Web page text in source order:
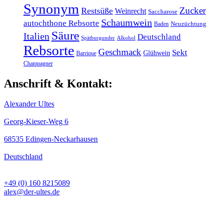
Synonym Restsüße Weinrecht Saccharose Zucker
autochthone Rebsorte Schaumwein Baden Neuzüchtung
Italien Säure Spätburgunder Alkohol Deutschland
Rebsorte Barrique Geschmack Glühwein Sekt
Champagner
Anschrift & Kontakt:
Alexander Ultes
Georg-Kieser-Weg 6
68535 Edingen-Neckarhausen
Deutschland
+49 (0) 160 8215089
alex@der-ultes.de